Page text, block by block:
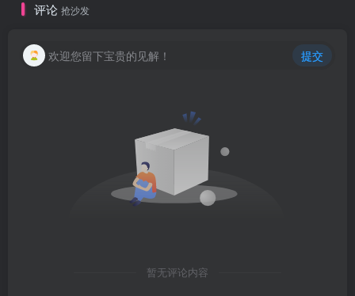
评论 抢沙发
欢迎您留下宝贵的见解！ 提交
暂无评论内容